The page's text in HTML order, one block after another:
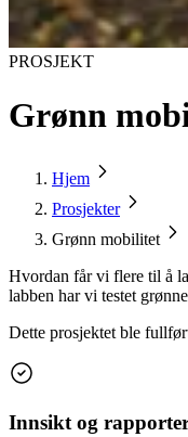
PROSJEKT
Grønn
Hjem
Prosjekter
Grønn mobilitet
Hvordan får vi flere til å
labben har vi testet
Dette prosjektet ble
Innsikt og